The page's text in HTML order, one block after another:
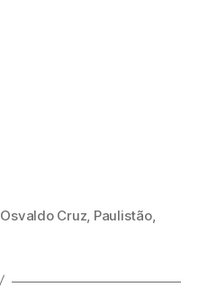
Osvaldo Cruz Paulistão,